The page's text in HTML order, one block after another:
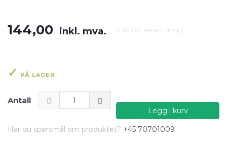
144,00 inkl. mva. (144,00 ekskl. mva. )
PÅ LAGER
Antall
Legg i kurv
Har du spørsmål om produktet? +45 70701009